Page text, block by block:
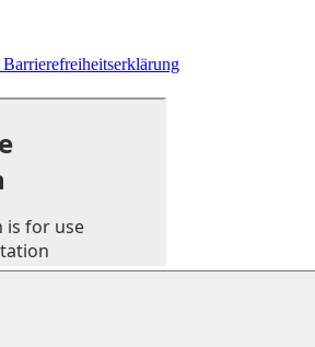
Barrierefreiheitserklärung